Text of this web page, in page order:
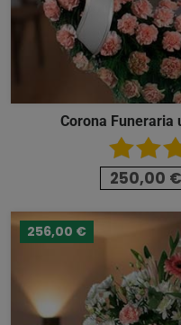
Corona Funeraria
250,00 €
256,00 €